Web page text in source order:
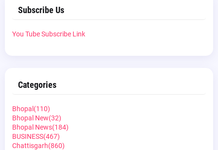
Subscribe Us
You Tube Subscribe Link
Categories
Bhopal (110)
Bhopal New(32)
Bhopal News(184)
BUSINESS(467)
Chattisgarh(860)